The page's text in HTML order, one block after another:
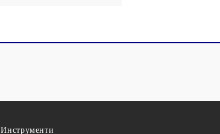
Инструменти